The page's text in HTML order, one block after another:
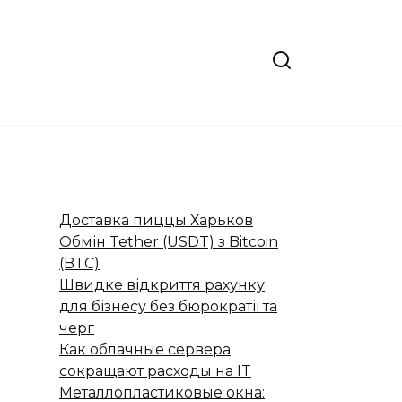
Доставка пиццы Харьков
Обмін Tether (USDT) з Bitcoin
(BTC)
Швидке відкриття рахунку
для бізнесу без бюрократії та
черг
Как облачные сервера
сокращают расходы на IT
Металлопластиковые окна: